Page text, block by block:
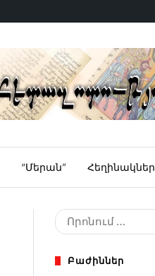
“Մերան” Հեղինակներ
Բաժիններ